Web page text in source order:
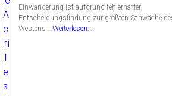
Einwanderung ist aufgrund fehlerhafter
Entscheidungsfindung zur größten Schwäche
Westens …Weiterlesen...